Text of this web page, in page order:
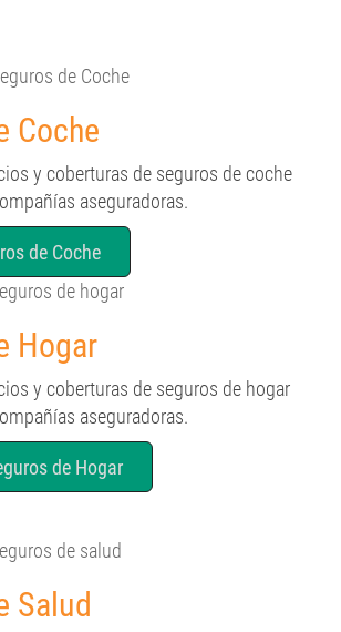
Coche
y coberturas de seguros de coche
aseguradoras.
de Coche
Hogar
y coberturas de seguros de hogar
aseguradoras.
de Hogar
Salud